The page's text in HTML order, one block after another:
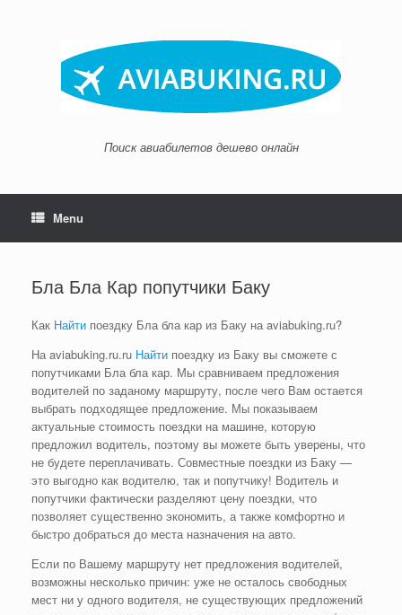
Поиск авиабилетов дешево онлайн
Menu
Бла Бла Кар попутчики Баку
Как Найти поездку Бла бла кар из Баку на aviabuking.ru?
На aviabuking.ru.ru Найти поездку из Баку вы сможете с
попутчиками Бла бла кар. Мы сравниваем предложения
водителей по заданому маршруту, после чего Вам остается
выбрать подходящее предложение. Мы показываем
актуальные стоимость поездки на машине, которую
предложил водитель, поэтому вы можете быть уверены, что
не будете переплачивать. Совместные поездки из Баку —
это выгодно как водителю, так и попутчику! Водитель и
попутчики фактически разделяют цену поездки, что
позволяет существенно экономить, а также комфортно и
быстро добраться до места назначения на авто.
Если по Вашему маршруту нет предложения водителей,
возможны несколько причин: уже не осталось свободных
мест ни у одного водителя, не существующих предложений